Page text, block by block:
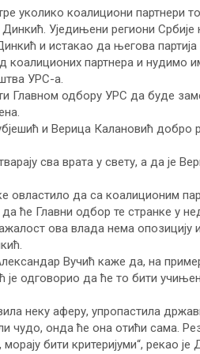
уколико коалициони партнери
Уједињени региони
и истакао да његова партија
коалиционих партнера и нудимо
УРС-а.
Главном одбору УРС да буде
и Верица Калановић добро
сва врата у свету, а да је
овластило да са коалиционим
ће Главни одбор те странке у
ова влада нема опозицију
Вучић каже да, на
је одговорио да ће то бити
неку аферу, упропастила
чудо, онда ће она отићи сама.
бити критеријуми“, рекао је